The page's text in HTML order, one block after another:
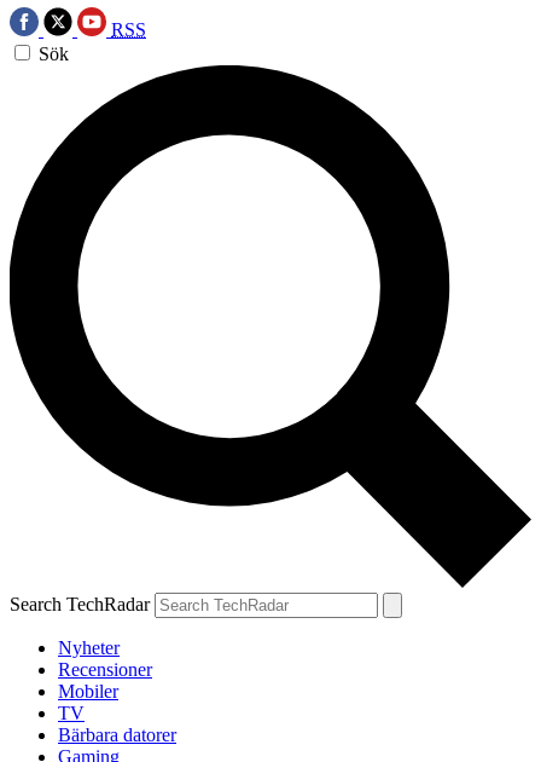
RSS
Sök
Search TechRadar
Nyheter
Recensioner
Mobiler
TV
Bärbara datorer
Gaming